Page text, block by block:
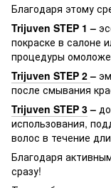
Благодаря этому
Trijuven STEP 1 –
покраске в салоне
процедуры
Trijuven STEP 2–
после смывания
Trijuven STEP 3–
использования,
волос в течение
Благодаря
сразу!